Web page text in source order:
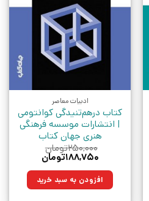
ادبیات معاصر
کتاب درهم‌تنیدگی کوانتومی
| انتشارات موسسه فرهنگی
هنری جهان کتاب
۲۵۰,۰۰۰تومان
قیمت
۲۵۰,۰۰۰تومان
بود.
۱۸۸,۷۵۰تومان
۱۸۸,۷۵۰تومان.افزودن به سبد خرید